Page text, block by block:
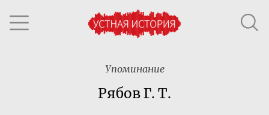
Упоминание
Рябов Г. Т.